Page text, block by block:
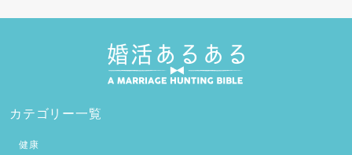
カテゴリー一覧
健康